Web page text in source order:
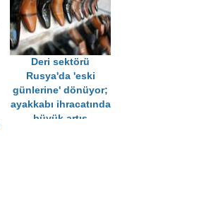
Deri sektörü
Rusya'da 'eski
günlerine' dönüyor;
ayakkabı ihracatında
büyük artış